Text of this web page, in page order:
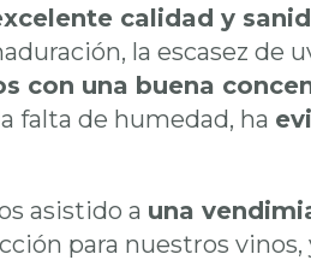
calidad y
la escasez de
con una buena
falta de humedad, ha
asistido a una
para nuestros